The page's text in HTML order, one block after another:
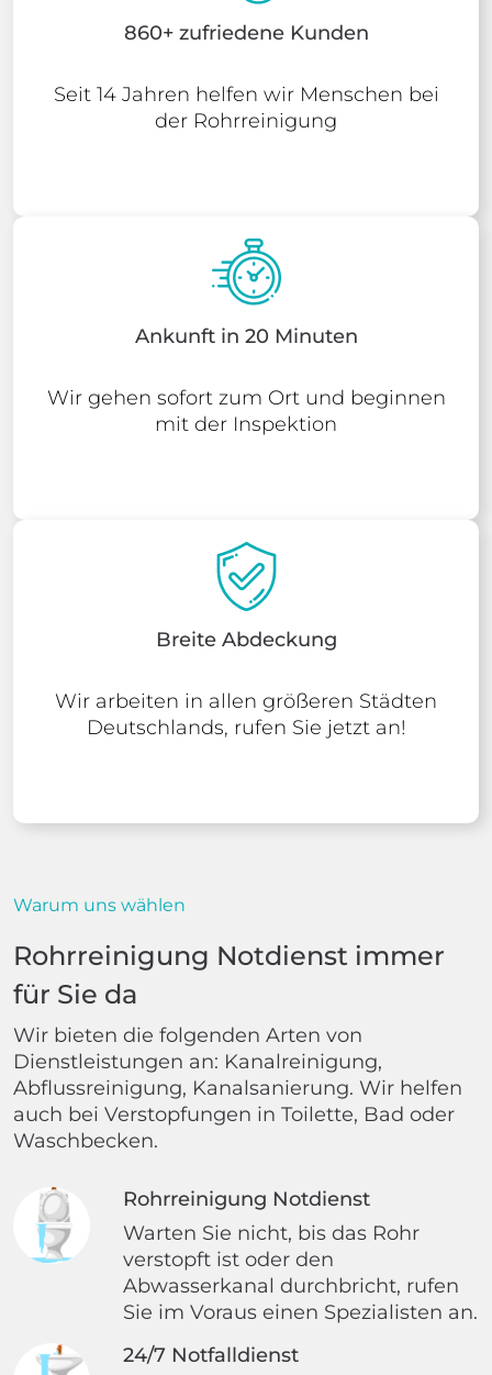
860+ zufriedene Kunden
Seit 14 Jahren helfen wir Menschen bei
der Rohrreinigung
Ankunft in 20 Minuten
Wir gehen sofort zum Ort und beginnen
mit der Inspektion
Breite Abdeckung
Wir arbeiten in allen größeren Städten
Deutschlands, rufen Sie jetzt an!
Warum uns wählen
Rohrreinigung Notdienst immer
für Sie da
Wir bieten die folgenden Arten von
Dienstleistungen an: Kanalreinigung,
Abflussreinigung, Kanalsanierung. Wir helfen
auch bei Verstopfungen in Toilette, Bad oder
Waschbecken.
Rohrreinigung Notdienst
Warten Sie nicht, bis das Rohr
verstopft ist oder den
Abwasserkanal durchbricht, rufen
Sie im Voraus einen Spezialisten an.
24/7 Notfalldienst